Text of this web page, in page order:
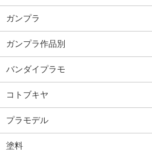
ガンプラ
ガンプラ作品別
バンダイプラモ
コトブキヤ
プラモデル
塗料